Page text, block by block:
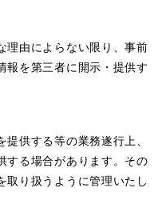
理由によらない限り、事前
報を第三者に開示・提供す
供する等の業務遂行上、
する場合があります。その
取り扱うように管理いたし